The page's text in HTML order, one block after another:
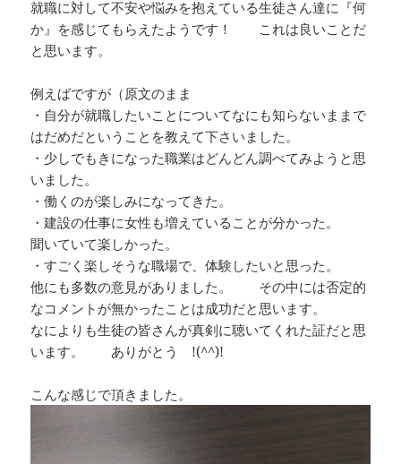
就職に対して不安や悩みを抱えている生徒さん達に『何
か』を感じてもらえたようです！ これは良いことだ
と思います。
例えばですが（原文のまま
・自分が就職したいことについてなにも知らないままで
はだめだということを教えて下さいました。
・少しでもきになった職業はどんどん調べてみようと思
いました。
・働くのが楽しみになってきた。
・建設の仕事に女性も増えていることが分かった。
聞いていて楽しかった。
・すごく楽しそうな職場で、体験したいと思った。
他にも多数の意見がありました。 その中には否定的
なコメントが無かったことは成功だと思います。
なによりも生徒の皆さんが真剣に聴いてくれた証だと思
います。 ありがとう !(^^)!
こんな感じで頂きました。